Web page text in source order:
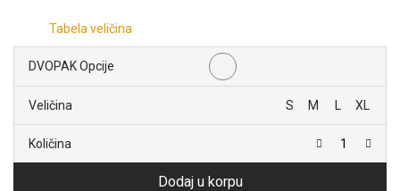
Tabela veličina
DVOPAK Opcije
Veličina S M XL
Količina
Dodaj u korpu